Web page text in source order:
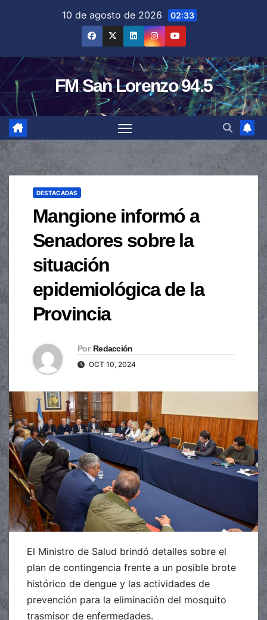
10 de agosto de 2026 02:33
FM San Lorenzo 94.5
DESTACADAS
Mangione informó a
Senadores sobre la
situación
epidemiológica de la
Provincia
Por Redacción
OCT 10, 2024
El Ministro de Salud brindó detalles sobre el
plan de contingencia frente a un posible brote
histórico de dengue y las actividades de
prevención para la eliminación del mosquito
trasmisor de enfermedades.